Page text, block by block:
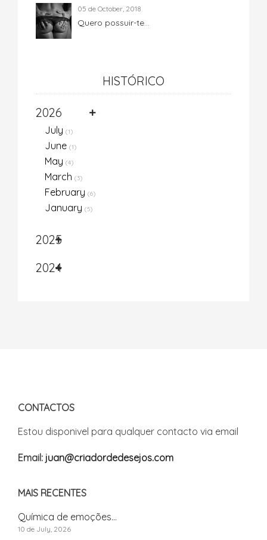
05 de October, 2018
Quero possuir-te...
HISTÓRICO
2026
July (1)
June (1)
May (4)
March (3)
February (6)
January (5)
2025
2024
CONTACTOS
Estou disponivel para qualquer contacto via email
Email: juan@criadordedesejos.com
MAIS RECENTES
Química de emoções...
10 de July, 2026